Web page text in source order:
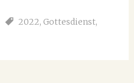
2022, Gottesdienst,